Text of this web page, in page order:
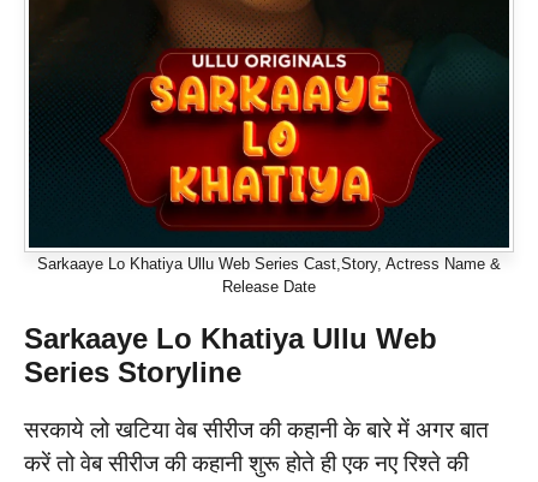
Sarkaaye Lo Khatiya Ullu Web Series Cast,Story, Actress Name &
Release Date
Sarkaaye Lo Khatiya Ullu Web
Series Storyline
सरकाये लो खटिया वेब सीरीज की कहानी के बारे में अगर बात
करें तो वेब सीरीज की कहानी शुरू होते ही एक नए रिश्ते की